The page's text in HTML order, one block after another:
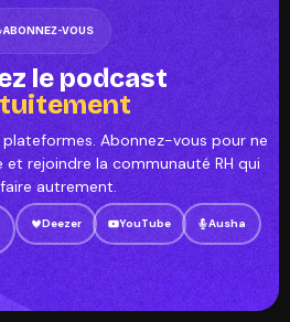
ABONNEZ-VOUS
le podcast
Abonnez-vous pour ne
rejoindre la communauté RH qui
autrement.
Deezer YouTube Ausha